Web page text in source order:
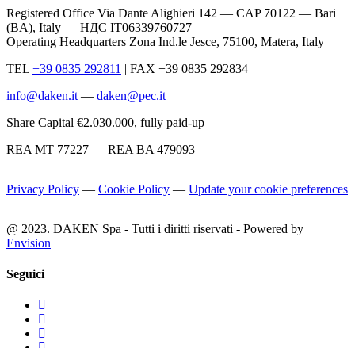
Registered Office Via Dante Alighieri 142 — CAP 70122 — Bari
(BA), Italy — НДС IT06339760727
Operating Headquarters Zona Ind.le Jesce, 75100, Matera, Italy
TEL +39 0835 292811 | FAX +39 0835 292834
info@daken.it — daken@pec.it
Share Capital €2.030.000, fully paid-up
REA MT 77227 — REA BA 479093
Privacy Policy — Cookie Policy — Update your cookie preferences
@ 2023. DAKEN Spa - Tutti i diritti riservati - Powered by
Envision
Seguici